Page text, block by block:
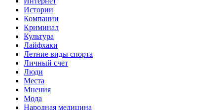
Истории
Компании
Криминал
Культура
Лайфхаки
Летние виды спорта
Личный счет
Люди
Места
Мнения
Мода
Народная медицина